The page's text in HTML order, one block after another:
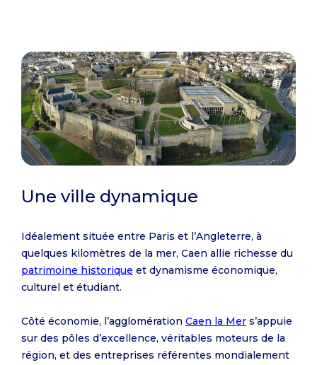
Une ville dynamique
Idéalement située entre Paris et l’Angleterre, à
quelques kilomètres de la mer, Caen allie richesse du
patrimoine historique et dynamisme économique,
culturel et étudiant.
Côté économie, l’agglomération Caen la Mer s’appuie
sur des pôles d’excellence, véritables moteurs de la
région, et des entreprises référentes mondialement